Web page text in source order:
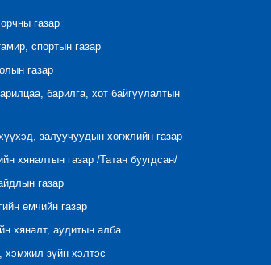
газар
спортын газар
газар
барилга, хот байгуулалтын
залуучуудын хөгжлийн газар
хяналтын газар /Татан буугдсан/
газар
өмчийн газар
хяналт, аудитын алба
хэмжил зүйн хэлтэс